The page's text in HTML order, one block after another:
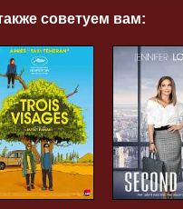
советуем вам: